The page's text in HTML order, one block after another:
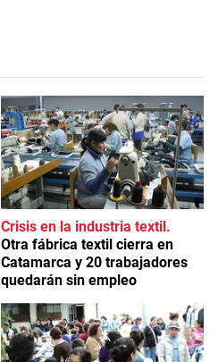
Crisis en la industria textil
Otra fábrica textil cierra en
Catamarca y 20 trabajadores
quedarán sin empleo